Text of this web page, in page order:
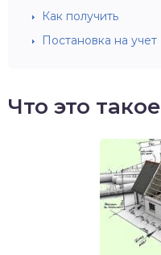
Как получить
Постановка на учет
Что это такое